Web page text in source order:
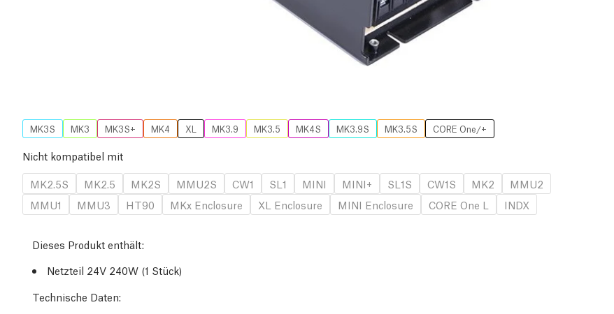
MK3S MK3 MK3S+ MK4 XL MK3.9 MK3.5 MK4S MK3.9S MK3.5S CORE One/+
Nicht kompatibel mit
MK2.5S
MK2.5 MK2S MMU2S CW1 SL1 MINI MINI+ SL1S CW1S MK2
MMU2
MMU1
MMU3 HT90 MKx Enclosure XL Enclosure MINI Enclosure CORE One L INDX
Dieses Produkt enthält:
Netzteil 24V 240W (1 Stück)
Technische Daten: